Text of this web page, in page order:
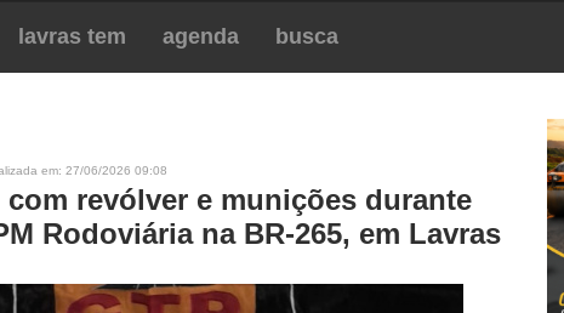
lavras tem agenda busca
em: 27/06/2026 09:08
com revólver e munições durante
Rodoviária na BR-265, em Lavras